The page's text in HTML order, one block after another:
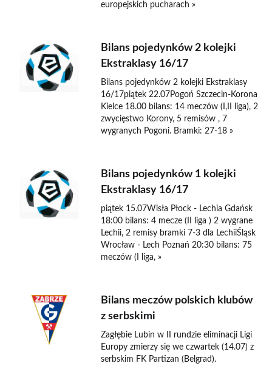
europejskich pucharach »
Bilans pojedynków 2 kolejki
Ekstraklasy 16/17
Bilans pojedynków 2 kolejki Ekstraklasy
16/17piątek 22.07Pogoń Szczecin-Korona
Kielce 18.00 bilans: 14 meczów (I,II liga), 2
zwycięstwo Korony, 5 remisów , 7
wygranych Pogoni. Bramki: 27-18 »
Bilans pojedynków 1 kolejki
Ekstraklasy 16/17
piątek 15.07Wisła Płock - Lechia Gdańsk
18:00 bilans: 4 mecze (II liga ) 2 wygrane
Lechii, 2 remisy bramki 7-3 dla LechiiŚląsk
Wrocław - Lech Poznań 20:30 bilans: 75
meczów (I liga, »
Bilans meczów polskich klubów
z serbskimi
Zagłębie Lubin w II rundzie eliminacji Ligi
Europy zmierzy się we czwartek (14.07) z
serbskim FK Partizan (Belgrad).